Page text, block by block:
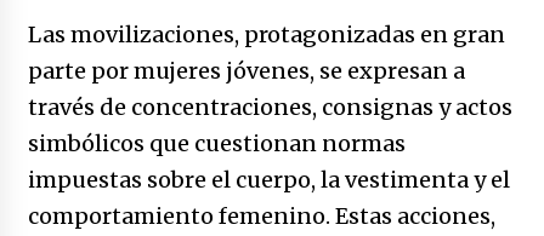
Las movilizaciones, protagonizadas en gran
parte por mujeres jóvenes, se expresan a
través de concentraciones, consignas y actos
simbólicos que cuestionan normas
impuestas sobre el cuerpo, la vestimenta y el
comportamiento femenino. Estas acciones,